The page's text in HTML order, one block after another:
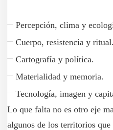
Percepción, clima y
Cuerpo, resistencia y ritual.
Cartografía y política.
Materialidad y memoria.
Tecnología, imagen y
Lo que falta no es otro eje
algunos de los territorios